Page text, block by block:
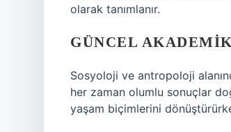
olarak tanımlanır.
GÜNCEL
Sosyoloji ve antropoloji
her zaman olumlu sonuçlar
yaşam biçimlerini